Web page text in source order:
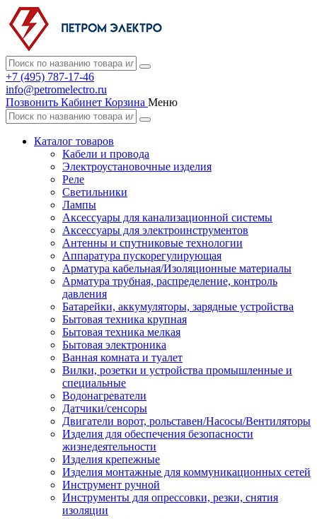
+7 (495) 787-17-46
info@petromelectro.ru
Позвонить Кабинет Корзина Меню
Каталог товаров
Кабели и провода
Электроустановочные изделия
Реле
Светильники
Лампы
Аксессуары для канализационной системы
Аксессуары для электроинструментов
Антенны и спутниковые технологии
Аппаратура пускорегулирующая
Арматура кабельная/Изоляционные материалы
Арматура трубная, распределение, контроль
давления
Батарейки, аккумуляторы, зарядные устройства
Бытовая техника крупная
Бытовая техника мелкая
Бытовая электроника
Ванная комната и туалет
Вилки, розетки и устройства промышленные и
специальные
Водонагреватели
Датчики/сенсоры
Двигатели ворот, рольставен/Насосы/Вентиляторы
Изделия для обеспечения безопасности
жизнедеятельности
Изделия крепежные
Изделия монтажные для коммуникационных сетей
Инструмент ручной
Инструменты для опрессовки, резки, снятия
изоляции